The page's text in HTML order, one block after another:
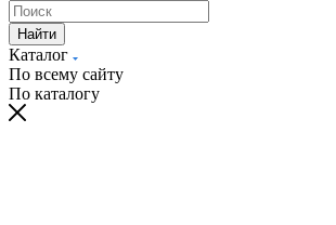
Найти
Каталог
По всему сайту
По каталогу